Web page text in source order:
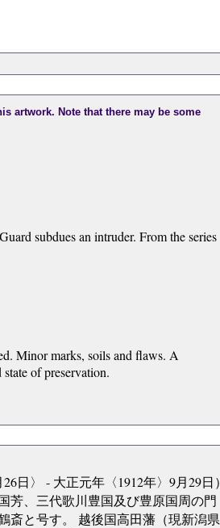
artwork. Note that there may be some
subdues an intruder. From the series
Minor marks, soils and flaws. A
of preservation.
日〉 - 大正元年〈1912年〉9月29日）
芳、三代歌川豊国及び豊原国周の門
斎と号す。 越後国高田藩（現新潟県